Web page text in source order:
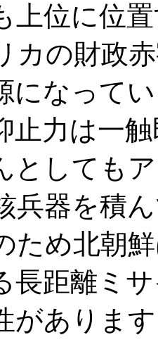
上位に位
カの財政
になって
力は一
としても
兵器を積
ため北朝
長距離ミ
がありま